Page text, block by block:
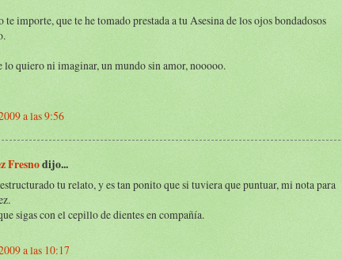
te importe, que te he tomado prestada a tu Asesina de los ojos bondadosos
lo quiero ni imaginar, un mundo sin amor, nooooo.
a las 9:56
Fresnodijo...
tu relato, y es tan ponito que si tuviera que puntuar, mi nota para
sigas con el cepillo de dientes en compañía.
a las 10:17